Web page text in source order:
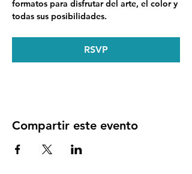
formatos para disfrutar del arte, el color y
todas sus posibilidades.
RSVP
Compartir este evento